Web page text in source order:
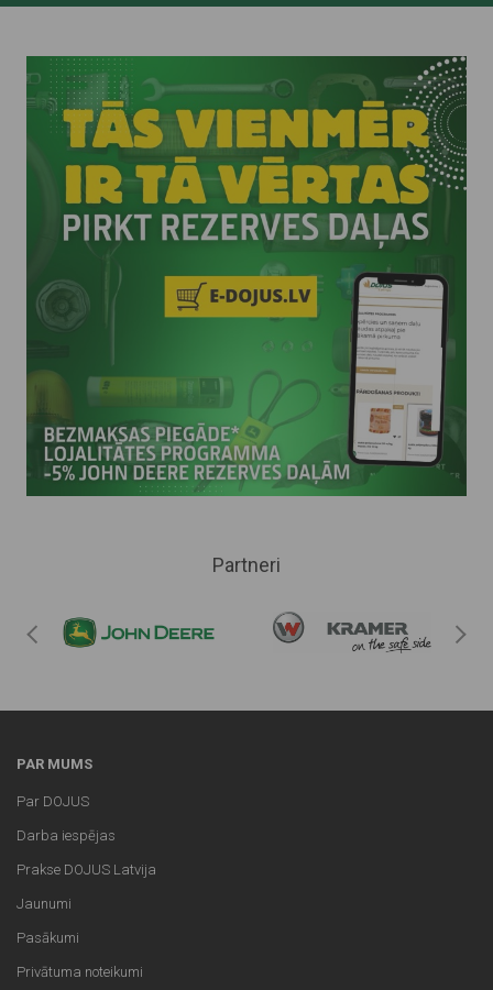
Partneri
PAR MUMS
Par DOJUS
Darba iespējas
Prakse DOJUS Latvija
Jaunumi
Pasākumi
Privātuma noteikumi